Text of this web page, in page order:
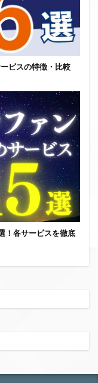
ビスの特徴・比較
！各サービスを徹底